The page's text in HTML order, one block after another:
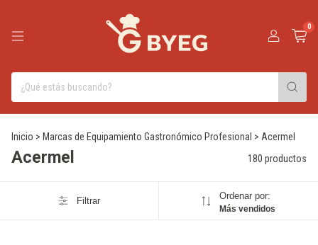
0
Inicio > Marcas de Equipamiento Gastronómico Profesional > Acermel
Acermel 180 productos
Filtrar Ordenar por:
Más vendidos